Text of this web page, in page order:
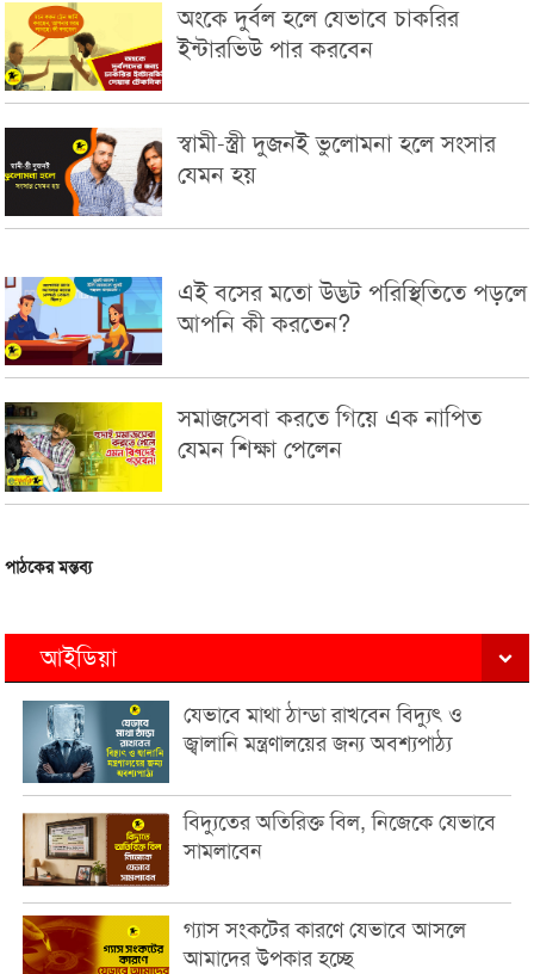
অংকে দুর্বল হলে যেভাবে চাকরির
ইন্টারভিউ পার করবেন
স্বামী-স্ত্রী দুজনই ভুলোমনা হলে সংসার
যেমন হয়
এই বসের মতো উদ্ভট পরিস্থিতিতে পড়লে
আপনি কী করতেন?
সমাজসেবা করতে গিয়ে এক নাপিত
যেমন শিক্ষা পেলেন
পাঠকের মন্তব্য
আইডিয়া
যেভাবে মাথা ঠান্ডা রাখবেন বিদ্যুৎ ও
জ্বালানি মন্ত্রণালয়ের জন্য অবশ্যপাঠ্য
বিদ্যুতের অতিরিক্ত বিল, নিজেকে যেভাবে
সামলাবেন
গ্যাস সংকটের কারণে যেভাবে আসলে
আমাদের উপকার হচ্ছে